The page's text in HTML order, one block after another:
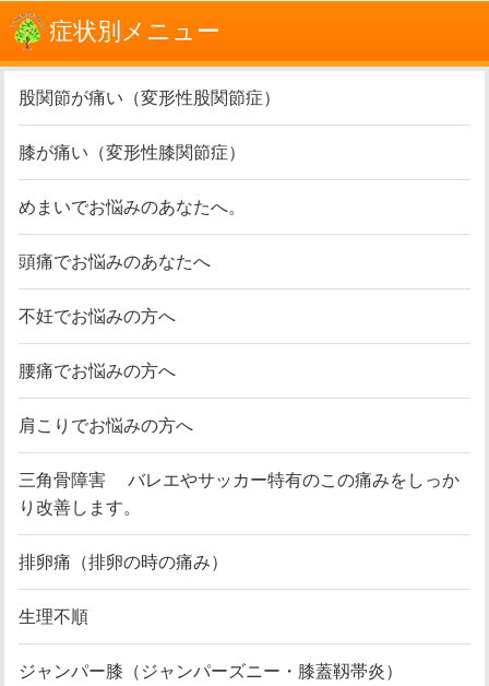
症状別メニュー
股関節が痛い（変形性股関節症）
膝が痛い（変形性膝関節症）
めまいでお悩みのあなたへ。
頭痛でお悩みのあなたへ
不妊でお悩みの方へ
腰痛でお悩みの方へ
肩こりでお悩みの方へ
三角骨障害 バレエやサッカー特有のこの痛みをしっか
り改善します。
排卵痛（排卵の時の痛み）
生理不順
ジャンパー膝（ジャンパーズニー・膝蓋靱帯炎）